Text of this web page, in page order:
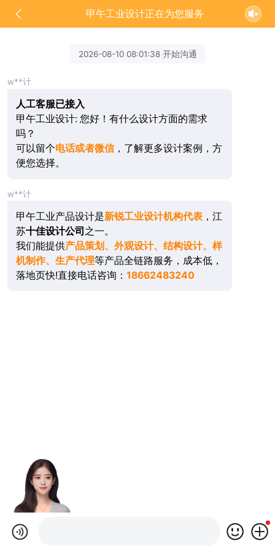
甲午工业设计正在为您服务
2026-08-10 08:01:38 开始沟通
w**计
人工客服已接入
甲午工业设计: 您好！有什么设计方面的需求
吗？
可以留个电话或者微信，了解更多设计案例，方
便您选择。
w**计
甲午工业产品设计是新锐工业设计机构代表，江
苏十佳设计公司 之一。
我们能提供产品策划、外观设计、结构设计、样
机制作、生产代理等产品全链路服务，成本低，
落地页快!直接电话咨询： 18662483240